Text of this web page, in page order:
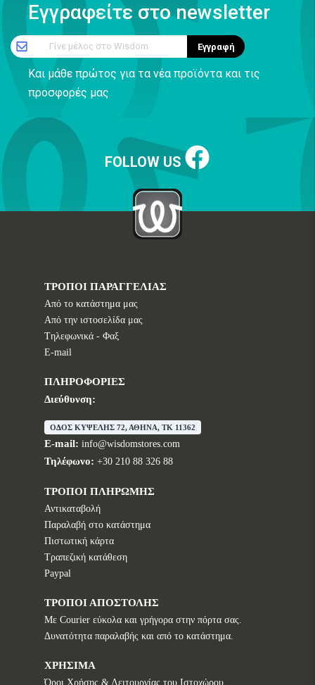
Εγγραφείτε στο newsletter
Γίνε μέλος στο Wisdom Εγγραφή
Και μάθε πρώτος για τα νέα προϊόντα και τις
προσφορές μας
FOLLOW US
ΤΡΟΠΟΙ ΠΑΡΑΓΓΕΛΙΑΣ
Από το κατάστημα μας
Από την ιστοσελίδα μας
Tηλεφωνικά - Φαξ
E-mail
ΠΛΗΡΟΦΟΡΙΕΣ
Διεύθυνση:
ΟΔΟΣ ΚΥΨΕΛΗΣ 72, ΑΘΗΝΑ, TK 11362
E-mail: info@wisdomstores.com
Τηλέφωνο: +30 210 88 326 88
ΤΡΟΠΟΙ ΠΛΗΡΩΜΗΣ
Αντικαταβολή
Παραλαβή στο κατάστημα
Πιστωτική κάρτα
Τραπεζική κατάθεση
Paypal
ΤΡΟΠΟΙ ΑΠΟΣΤΟΛΗΣ
Με Courier εύκολα και γρήγορα στην πόρτα σας.
Δυνατότητα παραλαβής και από το κατάστημα.
ΧΡΗΣΙΜΑ
Όροι Χρήσης & Λειτουργίας του Ιστοχώρου